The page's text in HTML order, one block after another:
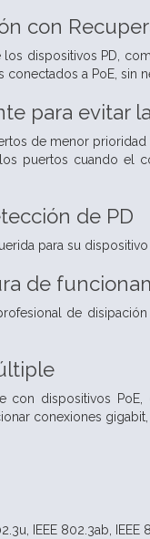
con
dispositivos PD,
a PoE, sin
para evitar
de menor
puertos cuando el
de PD
para su
de
de
con dispositivos
conexiones
IEEE 802.3ab, IEEE